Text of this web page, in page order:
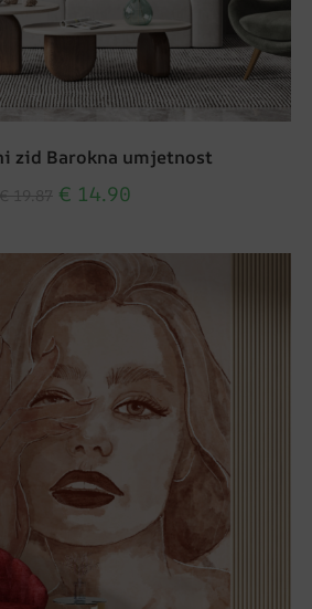
zid Barokna umjetnost
€ 14.90